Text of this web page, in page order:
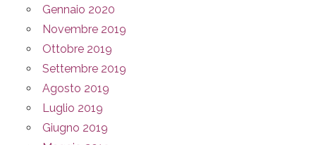
Gennaio 2020
Novembre 2019
Ottobre 2019
Settembre 2019
Agosto 2019
Luglio 2019
Giugno 2019